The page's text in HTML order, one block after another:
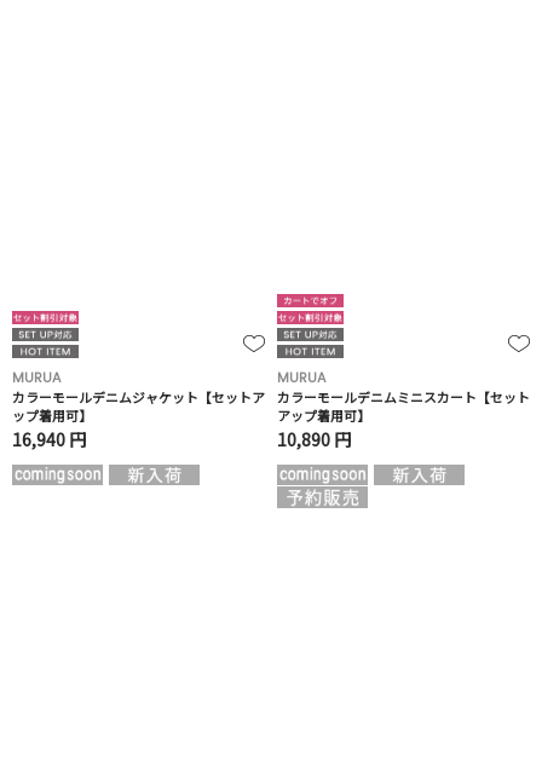
MURUA
カラーモールデニムジャケット【セットア
ップ着用可】
16,940 円
MURUA
カラーモールデニムミニスカート【セット
アップ着用可】
10,890 円